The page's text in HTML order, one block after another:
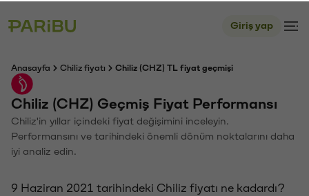
Giriş yap
Anasayfa Chiliz fiyatı Chiliz (CHZ) TL fiyat geçmişi
Chiliz (CHZ) Geçmiş Fiyat Performansı
Chiliz'in yıllar içindeki fiyat değişimini inceleyin.
Performansını ve tarihindeki önemli dönüm noktalarını daha
iyi analiz edin.
9 Haziran 2021 tarihindeki Chiliz fiyatı ne kadardı?